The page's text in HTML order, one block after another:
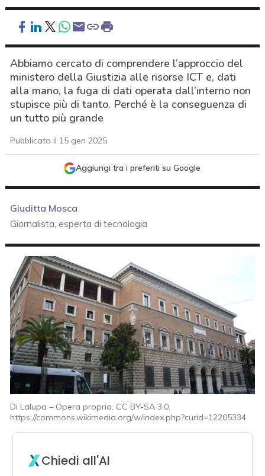
Abbiamo cercato di comprendere l’approccio del
ministero della Giustizia alle risorse ICT e, dati
alla mano, la fuga di dati operata dall’interno non
stupisce più di tanto. Perché è la conseguenza di
un tutto più grande
Pubblicato il 15 gen 2025
Aggiungi tra i preferiti su Google
Giuditta Mosca
Giornalista, esperta di tecnologia
Di Lalupa – Opera propria, CC BY-SA 3.0,
https://commons.wikimedia.org/w/index.php?curid=12205334
Chiedi all'AI